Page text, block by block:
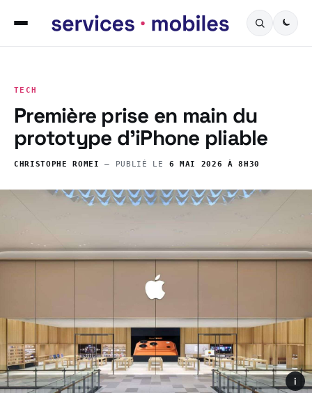
TECH
Première prise en main du
prototype d’iPhone pliable
CHRISTOPHE ROMEI — PUBLIÉ LE 6 MAI 2026 À 8H30
i